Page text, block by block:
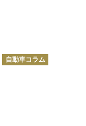
カ
テ
自動車コラム